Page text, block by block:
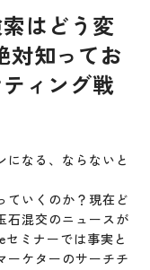
はどう変
対知ってお
ィング戦
になる、ならないと
ていくのか？現在ど
石混交のニュースが
ミナーでは事実と
ーケターのサーチチ